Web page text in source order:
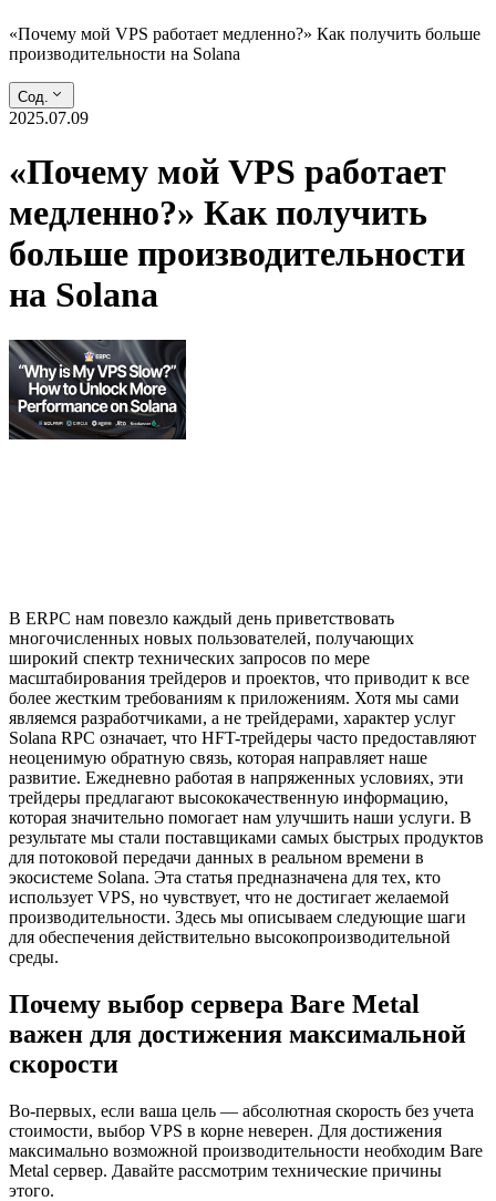
«Почему мой VPS работает медленно?» Как получить больше
производительности на Solana
Сод.
2025.07.09
«Почему мой VPS работает
медленно?» Как получить
больше производительности
на Solana
В ERPC нам повезло каждый день приветствовать
многочисленных новых пользователей, получающих
широкий спектр технических запросов по мере
масштабирования трейдеров и проектов, что приводит к все
более жестким требованиям к приложениям. Хотя мы сами
являемся разработчиками, а не трейдерами, характер услуг
Solana RPC означает, что HFT-трейдеры часто предоставляют
неоценимую обратную связь, которая направляет наше
развитие. Ежедневно работая в напряженных условиях, эти
трейдеры предлагают высококачественную информацию,
которая значительно помогает нам улучшить наши услуги. В
результате мы стали поставщиками самых быстрых продуктов
для потоковой передачи данных в реальном времени в
экосистеме Solana. Эта статья предназначена для тех, кто
использует VPS, но чувствует, что не достигает желаемой
производительности. Здесь мы описываем следующие шаги
для обеспечения действительно высокопроизводительной
среды.
Почему выбор сервера Bare Metal
важен для достижения максимальной
скорости
Во-первых, если ваша цель — абсолютная скорость без учета
стоимости, выбор VPS в корне неверен. Для достижения
максимально возможной производительности необходим Bare
Metal сервер. Давайте рассмотрим технические причины
этого.